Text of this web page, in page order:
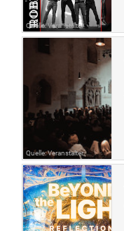
Quelle: Veranstalter
Quelle: Veranstalter